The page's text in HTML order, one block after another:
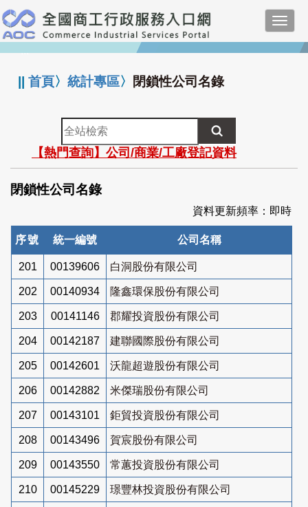
跳
到
主
要
:::
||首頁〉統計專區〉 閉鎖性公司名錄
全
站
檢
索
【熱門查詢】公司/商業/工廠登記資料
閉鎖性公司名錄
資料更新頻率：即時
序號 統一編號 公司名稱
201 00139606 白洞股份有限公司
202 00140934 隆鑫環保股份有限公司
203 00141146 郡耀投資股份有限公司
204 00142187 建聯國際股份有限公司
205 00142601 沃龍超遊股份有限公司
206 00142882 米傑瑞股份有限公司
207 00143101 鉅貿投資股份有限公司
208 00143496 賀宸股份有限公司
209 00143550 常蕙投資股份有限公司
210 00145229 璟豐林投資股份有限公司